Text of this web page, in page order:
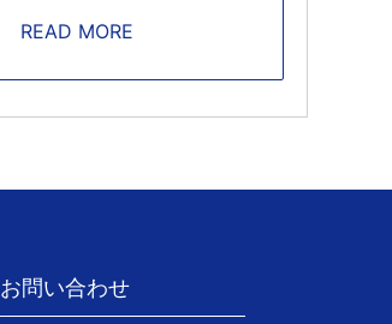
READ MORE
お問い合わせ